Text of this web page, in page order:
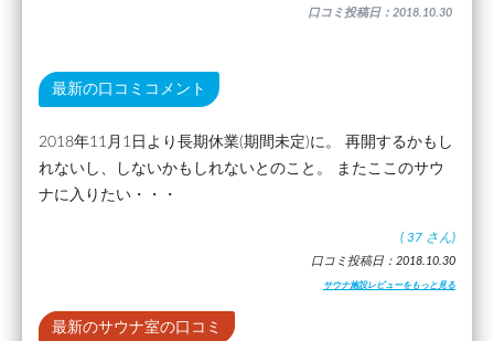
口コミ投稿日：2018.10.30
最新の口コミコメント
2018年11月1日より長期休業(期間未定)に。 再開するかもし
れないし、しないかもしれないとのこと。 またここのサウ
ナに入りたい・・・
( 37 さん)
口コミ投稿日：2018.10.30
サウナ施設レビューをもっと見る
最新のサウナ室の口コミ